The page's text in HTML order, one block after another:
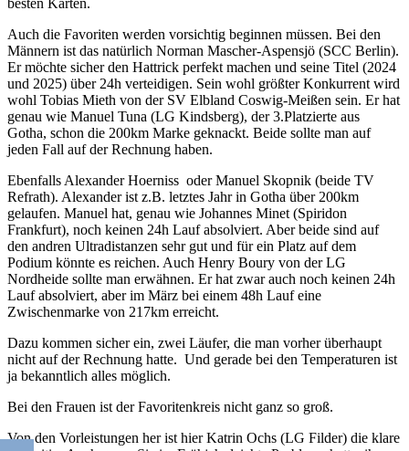
Ebenfalls Alexander Hoerniss oder Manuel Skopnik (beide TV
Refrath). Alexander ist z.B. letztes Jahr in Gotha über 200km
gelaufen. Manuel hat, genau wie Johannes Minet (Spiridon
Frankfurt), noch keinen 24h Lauf absolviert. Aber beide sind auf
den andren Ultradistanzen sehr gut und für ein Platz auf dem
Podium könnte es reichen. Auch Henry Boury von der LG
Nordheide sollte man erwähnen. Er hat zwar auch noch keinen 24h
Lauf absolviert, aber im März bei einem 48h Lauf eine
Zwischenmarke von 217km erreicht.
Dazu kommen sicher ein, zwei Läufer, die man vorher überhaupt
nicht auf der Rechnung hatte. Und gerade bei den Temperaturen ist
ja bekanntlich alles möglich.
Bei den Frauen ist der Favoritenkreis nicht ganz so groß.
Von den Vorleistungen her ist hier Katrin Ochs (LG Filder) die klare
Favoritin. Auch wenn Sie im Frühjahr leichte Probleme hatte, ihren
Titel aus dem Vorjahr möchte sie bestimmt gern verteidigen. Mit
Rabea Reinhold vom Husumer SV, ist die Zweitplatzierte von
aufgrund der zu erwartenden Hitze, spannend werden. Wer teilt sich
das Rennen besser ein.
rechnen. Sie hat zwar noch keine Bestleistung von 200km stehen,
aber das Potenzial für eine Top 3 Platzierung hat sie allemal.